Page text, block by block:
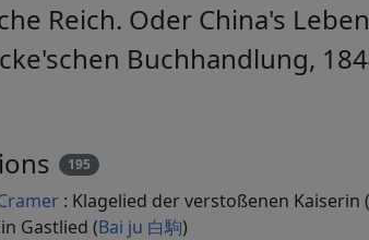
Reich. Oder China's
Buchhandlung,
195
: Klagelied der verstoßenen Kaiserin (
Gastlied (Bai ju 白駒)